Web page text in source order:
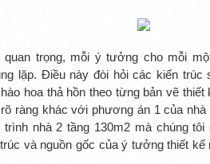
trọng, mỗi ý tưởng cho mỗi
lặp. Điều này đòi hỏi các kiến
hoa thả hồn theo từng bản vẽ
rõ ràng khác với phương án 1 của
nhà 2 tầng 130m2 mà chúng
và nguồn gốc của ý tưởng thiết